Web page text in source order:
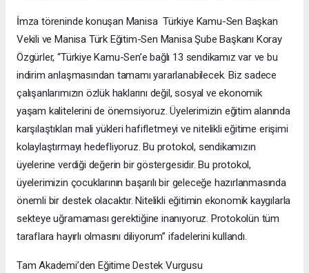
İmza töreninde konuşan Manisa Türkiye Kamu-Sen Başkan
Vekili ve Manisa Türk Eğitim-Sen Manisa Şube Başkanı Koray
Özgürler, “Türkiye Kamu-Sen’e bağlı 13 sendikamız var ve bu
indirim anlaşmasından tamamı yararlanabilecek. Biz sadece
çalışanlarımızın özlük haklarını değil, sosyal ve ekonomik
yaşam kalitelerini de önemsiyoruz. Üyelerimizin eğitim alanında
karşılaştıkları mali yükleri hafifletmeyi ve nitelikli eğitime erişimi
kolaylaştırmayı hedefliyoruz. Bu protokol, sendikamızın
üyelerine verdiği değerin bir göstergesidir. Bu protokol,
üyelerimizin çocuklarının başarılı bir geleceğe hazırlanmasında
önemli bir destek olacaktır. Nitelikli eğitimin ekonomik kaygılarla
sekteye uğramaması gerektiğine inanıyoruz. Protokolün tüm
taraflara hayırlı olmasını diliyorum” ifadelerini kullandı.
Tam Akademi’den Eğitime Destek Vurgusu